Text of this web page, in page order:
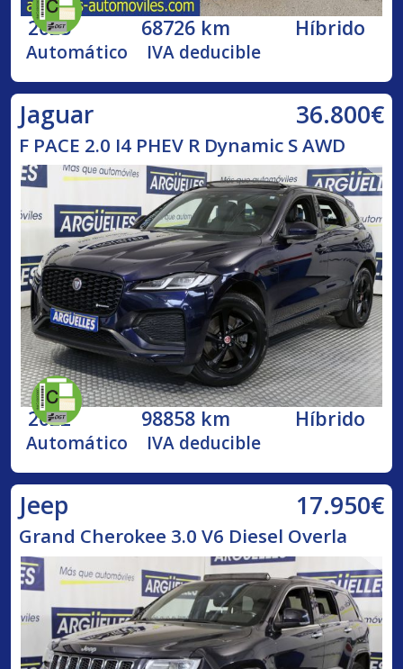
2025 68726 km Híbrido
Automático IVA deducible
Jaguar 36.800€
F PACE 2.0 I4 PHEV R Dynamic S AWD
2022 98858 km Híbrido
Automático IVA deducible
Jeep 17.950€
Grand Cherokee 3.0 V6 Diesel Overla